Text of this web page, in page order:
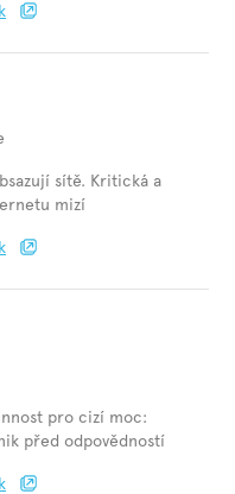
sítě. Kritická a
mizí
pro cizí moc:
před odpovědností